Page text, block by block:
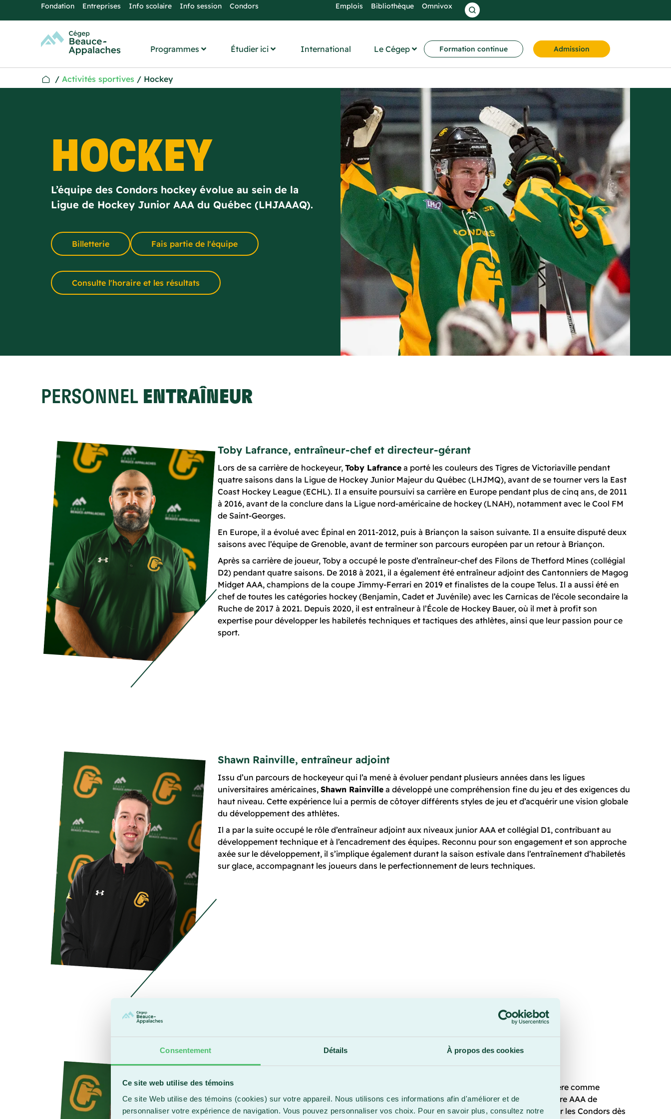
Consentement Détails À propos des cookies
Ce site web utilise des témoins
Ce site Web utilise des témoins (cookies) sur votre appareil. Nous utilisons ces informations afin d'améliorer et de
personnaliser votre expérience de navigation. Vous pouvez personnaliser vos choix. Pour en savoir plus, consultez notre
Fondation Entreprises Info scolaire Info session Condors Emplois Bibliothèque Omnivox
Programmes Étudier ici International Le Cégep Formation continue Admission
/ Activités sportives / Hockey
HOCKEY
L’équipe des Condors hockey évolue au sein de la
Ligue de Hockey Junior AAA du Québec (LHJAAAQ).
Billetterie Fais partie de l'équipe
Consulte l'horaire et les résultats
PERSONNEL ENTRAÎNEUR
Toby Lafrance, entraîneur-chef et directeur-gérant
Lors de sa carrière de hockeyeur, Toby Lafrance a porté les couleurs des Tigres de Victoriaville pendant
quatre saisons dans la Ligue de Hockey Junior Majeur du Québec (LHJMQ), avant de se tourner vers la East
Coast Hockey League (ECHL). Il a ensuite poursuivi sa carrière en Europe pendant plus de cinq ans, de 2011
à 2016, avant de la conclure dans la Ligue nord-américaine de hockey (LNAH), notamment avec le Cool FM
de Saint-Georges.
En Europe, il a évolué avec Épinal en 2011-2012, puis à Briançon la saison suivante. Il a ensuite disputé deux
saisons avec l’équipe de Grenoble, avant de terminer son parcours européen par un retour à Briançon.
Après sa carrière de joueur, Toby a occupé le poste d’entraîneur-chef des Filons de Thetford Mines (collégial
D2) pendant quatre saisons. De 2018 à 2021, il a également été entraîneur adjoint des Cantonniers de Magog
Midget AAA, champions de la coupe Jimmy-Ferrari en 2019 et finalistes de la coupe Telus. Il a aussi été en
chef de toutes les catégories hockey (Benjamin, Cadet et Juvénile) avec les Carnicas de l’école secondaire la
Ruche de 2017 à 2021. Depuis 2020, il est entraîneur à l’École de Hockey Bauer, où il met à profit son
expertise pour développer les habiletés techniques et tactiques des athlètes, ainsi que leur passion pour ce
sport.
Shawn Rainville, entraîneur adjoint
Issu d’un parcours de hockeyeur qui l’a mené à évoluer pendant plusieurs années dans les ligues
universitaires américaines, Shawn Rainville a développé une compréhension fine du jeu et des exigences du
haut niveau. Cette expérience lui a permis de côtoyer différents styles de jeu et d’acquérir une vision globale
du développement des athlètes.
Il a par la suite occupé le rôle d’entraîneur adjoint aux niveaux junior AAA et collégial D1, contribuant au
développement technique et à l’encadrement des équipes. Reconnu pour son engagement et son approche
axée sur le développement, il s’implique également durant la saison estivale dans l’entraînement d’habiletés
sur glace, accompagnant les joueurs dans le perfectionnement de leurs techniques.
Christian Bouchard, entraîneur des gardiens de but
Titulaire d’un baccalauréat en intervention sportive,
a débuté sa carrière comme
entraîneur des gardiens avec les experts de Gardien Pro Actif. Il a ensuite rejoint la structure AAA de
Beauce-Appalaches en 2018, où il a travaillé auprès des équipes M13 à M17, avant d’intégrer les Condors dès